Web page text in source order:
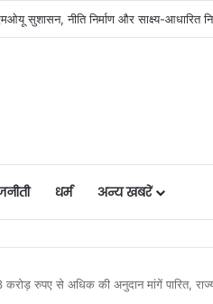
की नींव: वित्त मंत्री ओपी चौधरी……
धर्म अन्य खबरें
रुपए से अधिक की अनुदान मांगें पारित,